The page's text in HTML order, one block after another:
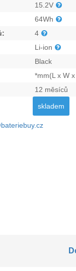
15.2V
64Wh
4
Li-ion
Black
*mm(L x W
12 měsíců
skladem